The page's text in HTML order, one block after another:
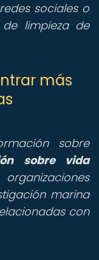
sociales o
limpieza de
más
sobre
sobre vida
marina
con